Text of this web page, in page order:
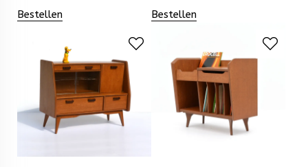
Bestellen Bestellen